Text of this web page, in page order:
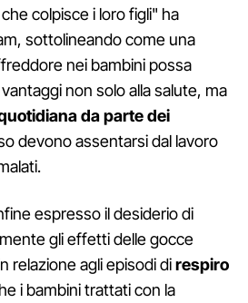
colpisce i loro figli" ha
sottolineando come una
nei bambini possa
non solo alla salute, ma
da parte dei
devono assentarsi dal lavoro
espresso il desiderio di
gli effetti delle gocce
relazione agli episodi direspiro
i bambini trattati con la